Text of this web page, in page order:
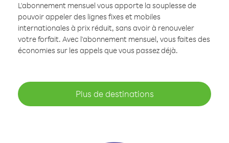
L'abonnement mensuel vous apporte la souplesse de
pouvoir appeler des lignes fixes et mobiles
internationales à prix réduit, sans avoir à renouveler
votre forfait. Avec l'abonnement mensuel, vous faites des
économies sur les appels que vous passez déjà.
Plus de destinations